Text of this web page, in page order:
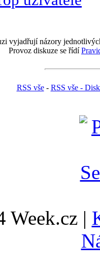
vyjadřují názory
Provoz diskuze se řídí
RSS vše- RSS vše -
Week.cz |